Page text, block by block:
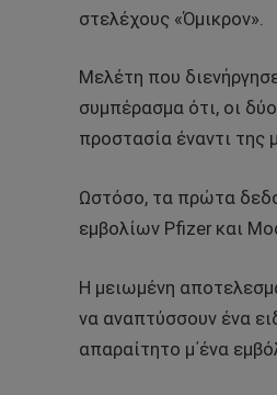
στελέχους «Όμικρον».
Μελέτη που
συμπέρασμα ότι, οι
προστασία έναντι της
Ωστόσο, τα πρώτα
εμβολίων Pfizer και
Η μειωμένη
να αναπτύσσουν ένα
απαραίτητο μ΄ένα